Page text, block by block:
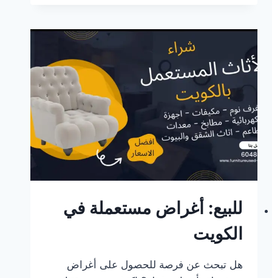
في
الكويت
اتصل
الان
60484543
:
افضل
الاسعار
للبيع: أغراض مستعملة في
الكويت
هل تبحث عن فرصة للحصول على أغراض